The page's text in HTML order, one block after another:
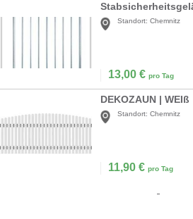
Standort: Chemnitz
13,00 € pro Tag
DEKOZAUN | WEIß
Standort: Chemnitz
11,90 € pro Tag